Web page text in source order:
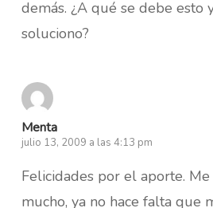
demás. ¿A qué se debe esto
soluciono?
Menta
julio 13, 2009 a las 4:13 pm
Felicidades por el aporte.
mucho, ya no hace falta que